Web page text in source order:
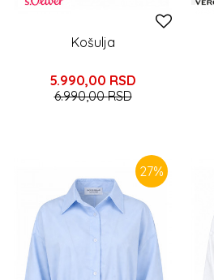
Košulja
5.990,00 RSD
6.990,00RSD
27%